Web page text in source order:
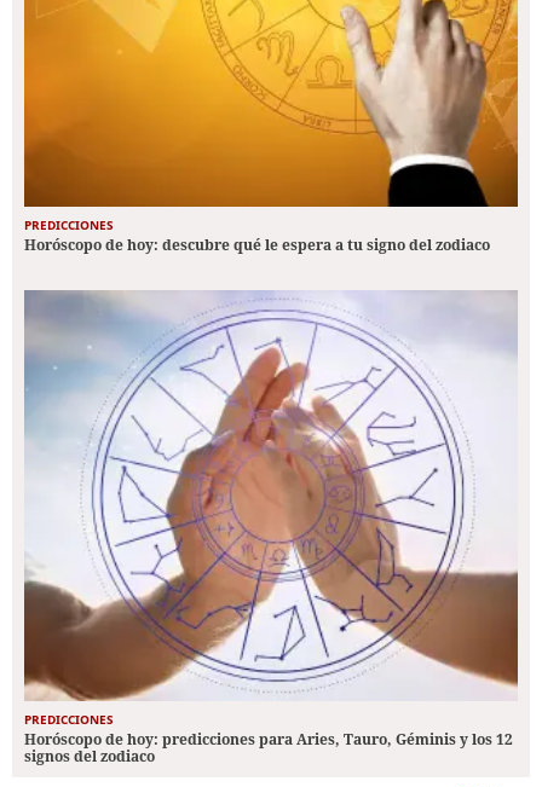
PREDICCIONES
Horóscopo de hoy: descubre qué le espera a tu signo del zodiaco
PREDICCIONES
Horóscopo de hoy: predicciones para Aries, Tauro, Géminis y los 12
signos del zodiaco